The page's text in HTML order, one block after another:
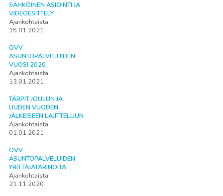
SÄHKÖINEN ASIOINTI JA
VIDEOESITTELY
Ajankohtaista
15.01.2021
OVV
ASUNTOPALVELUIDEN
VUOSI 2020
Ajankohtaista
13.01.2021
TÄRPIT JOULUN JA
UUDEN VUODEN
JÄLKEISEEN LAJITTELUUN
Ajankohtaista
01.01.2021
OVV
ASUNTOPALVELUIDEN
YRITTÄJÄTARINOITA
Ajankohtaista
21.11.2020